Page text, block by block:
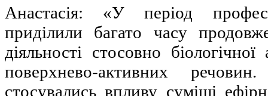
Анастасія: «У період
приділили багато часу
діяльності стосовно
поверхнево-активних
стосувались впливу суміші